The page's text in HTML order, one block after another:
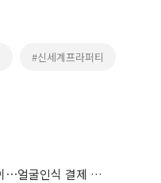
#신세계프라퍼티
가입 문턱 낮추는 토스 페이스페이⋯얼굴인식 결제 확산 속도낸다